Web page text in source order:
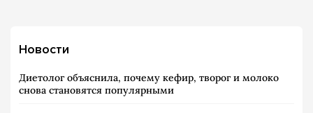
Новости
Диетолог объяснила, почему кефир, творог и молоко
снова становятся популярными